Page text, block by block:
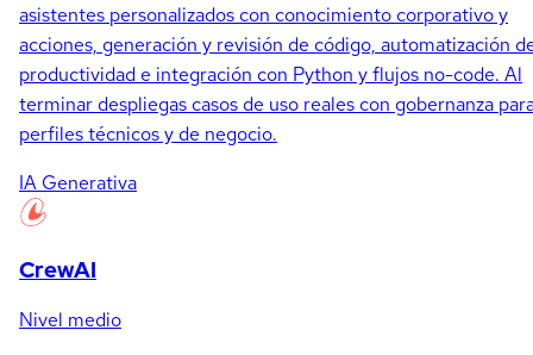
asistentes personalizados con conocimiento corporativo y
acciones, generación y revisión de código, automatización
productividad e integración con Python y flujos no-code. Al
terminar despliegas casos de uso reales con gobernanza
perfiles técnicos y de negocio.
IA Generativa
CrewAI
Nivel medio